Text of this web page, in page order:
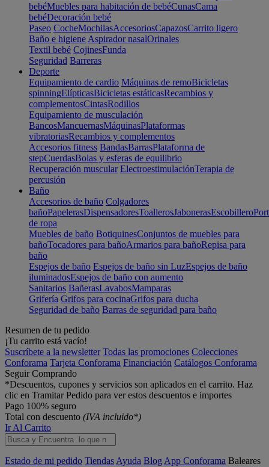
bebéMuebles para habitación de bebéCunasCama
bebéDecoración bebé
Paseo CocheMochilasAccesoriosCapazosCarrito ligero
Baño e higiene Aspirador nasalOrinales
Textil bebé CojinesFunda
Seguridad Barreras
Deporte
Equipamiento de cardio Máquinas de remoBicicletas
spinningElípticasBicicletas estáticasRecambios y
complementosCintasRodillos
Equipamiento de musculación
BancosMancuernasMáquinasPlataformas
vibratoriasRecambios y complementos
Accesorios fitness BandasBarrasPlataforma de
stepCuerdasBolas y esferas de equilibrio
Recuperación muscular ElectroestimulaciónTerapia de
percusión
Baño
Accesorios de baño Colgadores
bañoPapelerasDispensadoresToallerosJabonerasEscobillero
de ropa
Muebles de baño BotiquinesConjuntos de muebles para
bañoTocadores para bañoArmarios para bañoRepisa para
baño
Espejos de baño Espejos de baño sin LuzEspejos de baño
iluminadosEspejos de baño con aumento
Sanitarios BañerasLavabosMamparas
Grifería Grifos para cocinaGrifos para ducha
Seguridad de baño Barras de seguridad para baño
Resumen de tu pedido
¡Tu carrito está vacío!
Suscríbete a la newsletter Todas las promociones Colecciones
Conforama Tarjeta Conforama Financiación Catálogos Conforama
Seguir Comprando
*Descuentos, cupones y servicios son aplicados en el carrito. Haz
clic en Tramitar Pedido para ver estos descuentos e importes
Pago 100% seguro
Total con descuento (IVA incluido*)
Ir Al Carrito
Estado de mi pedido Tiendas Ayuda Blog App Conforama Baleares